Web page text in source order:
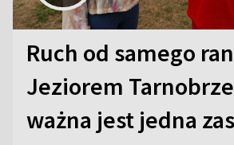
Ruch od samego
Jeziorem
ważna jest jedna